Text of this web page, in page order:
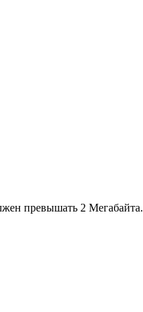
превышать 2 Мегабайта.